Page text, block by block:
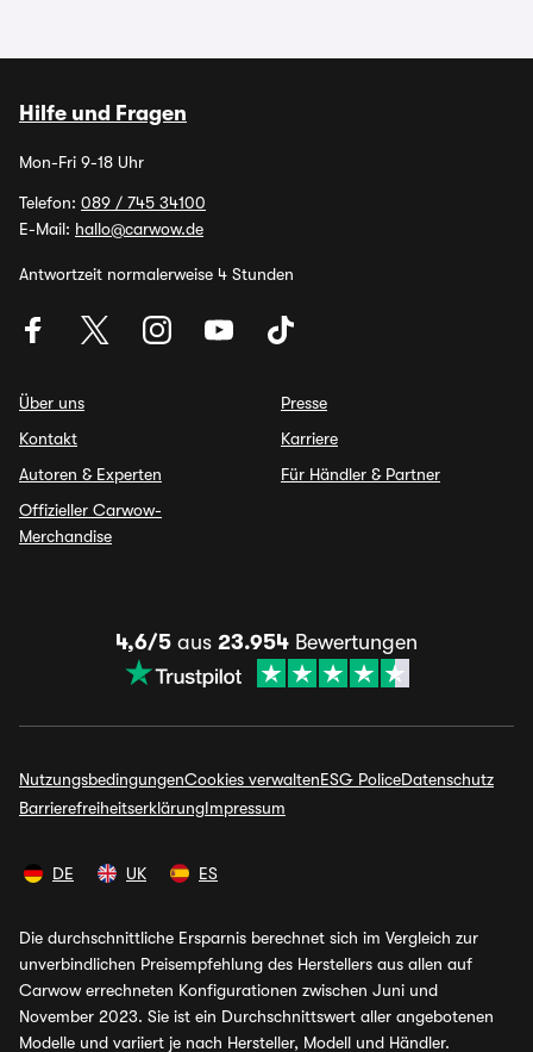
Hilfe und Fragen
Mon-Fri 9-18 Uhr
Telefon: 089 / 745 34100
E-Mail: hallo@carwow.de
Antwortzeit normalerweise 4 Stunden
Über uns
Kontakt
Autoren & Experten
Offizieller Carwow-
Merchandise
Presse
Karriere
Für Händler & Partner
4,6/5 aus 23.954 Bewertungen
NutzungsbedingungenCookies verwaltenESG PoliceDatenschutz
BarrierefreiheitserklärungImpressum
DE UK ES
Die durchschnittliche Ersparnis berechnet sich im Vergleich zur
unverbindlichen Preisempfehlung des Herstellers aus allen auf
Carwow errechneten Konfigurationen zwischen Juni und
November 2023. Sie ist ein Durchschnittswert aller angebotenen
Modelle und variiert je nach Hersteller, Modell und Händler.